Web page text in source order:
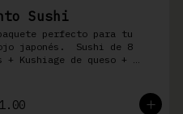
Sushi
perfecto para tu
japonés.  Sushi de 8
+ Kushiage de queso +